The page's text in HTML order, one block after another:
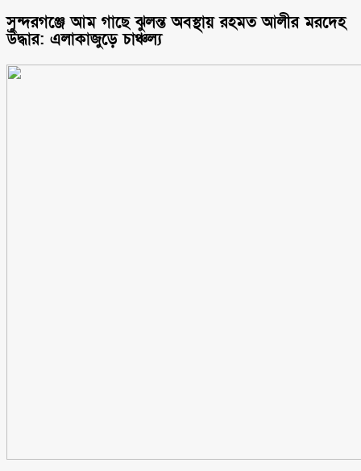
সুন্দরগঞ্জে আম গাছে ঝুলন্ত অবস্থায় রহমত আলীর মরদেহ
উদ্ধার: এলাকাজুড়ে চাঞ্চল্য